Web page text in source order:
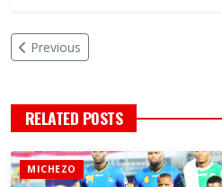
Previous
RELATED POSTS
MICHEZO